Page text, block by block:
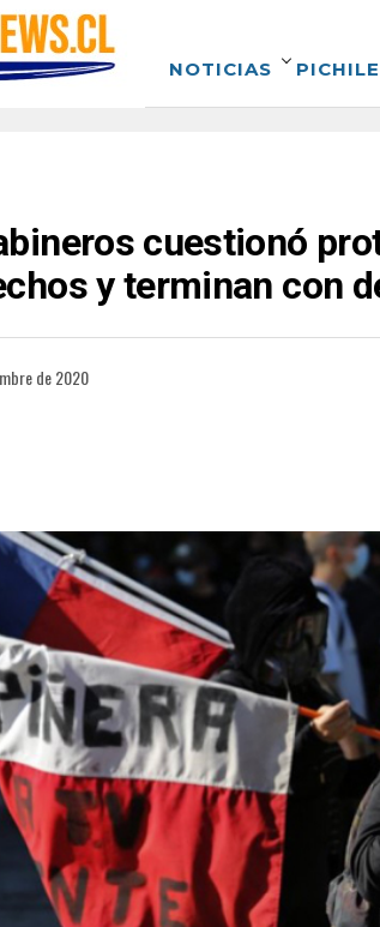
NOTICIAS
cuestionó
y terminan con
de 2020